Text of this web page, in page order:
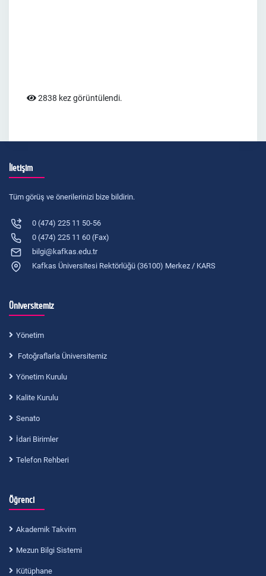
2838 kez görüntülendi.
İletişim
Tüm görüş ve önerilerinizi bize bildirin.
0 (474) 225 11 50-56
0 (474) 225 11 60 (Fax)
bilgi@kafkas.edu.tr
Kafkas Üniversitesi Rektörlüğü (36100) Merkez / KARS
Üniversitemiz
Yönetim
Fotoğraflarla Üniversitemiz
Yönetim Kurulu
Kalite Kurulu
Senato
İdari Birimler
Telefon Rehberi
Öğrenci
Akademik Takvim
Mezun Bilgi Sistemi
Kütüphane